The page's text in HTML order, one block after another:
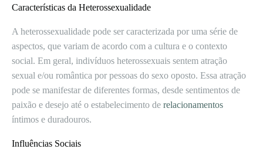
Características da Heterossexualidade
A heterossexualidade pode ser caracterizada por uma série de
aspectos, que variam de acordo com a cultura e o contexto
social. Em geral, indivíduos heterossexuais sentem atração
sexual e/ou romântica por pessoas do sexo oposto. Essa atração
pode se manifestar de diferentes formas, desde sentimentos de
paixão e desejo até o estabelecimento de relacionamentos
íntimos e duradouros.
Influências Sociais